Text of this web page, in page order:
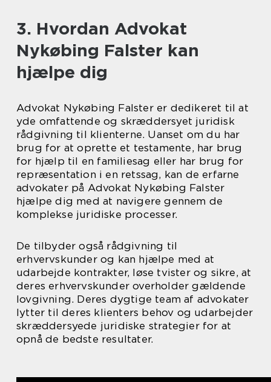
3. Hvordan Advokat
Nykøbing Falster kan
hjælpe dig
Advokat Nykøbing Falster er dedikeret til at
yde omfattende og skræddersyet juridisk
rådgivning til klienterne. Uanset om du har
brug for at oprette et testamente, har brug
for hjælp til en familiesag eller har brug for
repræsentation i en retssag, kan de erfarne
advokater på Advokat Nykøbing Falster
hjælpe dig med at navigere gennem de
komplekse juridiske processer.
De tilbyder også rådgivning til
erhvervskunder og kan hjælpe med at
udarbejde kontrakter, løse tvister og sikre, at
deres erhvervskunder overholder gældende
lovgivning. Deres dygtige team af advokater
lytter til deres klienters behov og udarbejder
skræddersyede juridiske strategier for at
opnå de bedste resultater.